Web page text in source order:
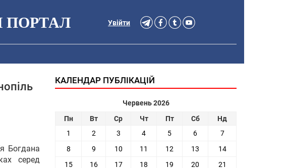
ПОРТАЛ Увійти
Богдана
серед
КАЛЕНДАР ПУБЛІКАЦІЙ
Червень 2026
Пн
Вт Ср Чт Пт Сб
Нд
1
2 3 4 5 6
7
8
9 10 11 12 13
14
15
16 17 18 19 20
21